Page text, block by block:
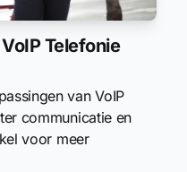
Telefonie
van VoIP
communicatie en
voor meer